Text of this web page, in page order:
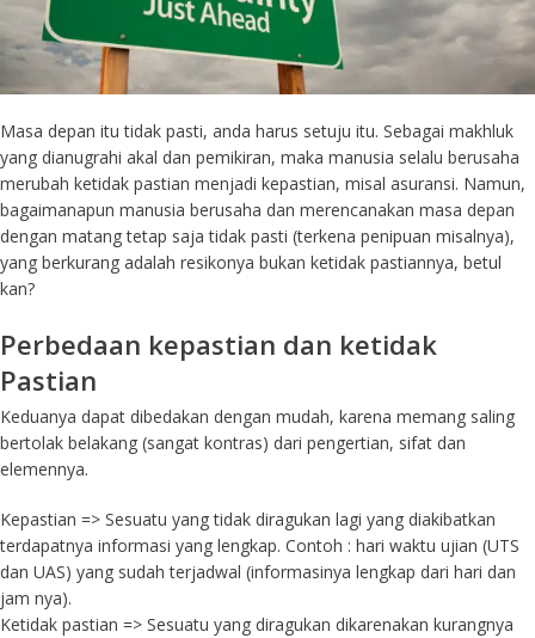
Masa depan itu tidak pasti, anda harus setuju itu. Sebagai makhluk
yang dianugrahi akal dan pemikiran, maka manusia selalu berusaha
merubah ketidak pastian menjadi kepastian, misal asuransi. Namun,
bagaimanapun manusia berusaha dan merencanakan masa depan
dengan matang tetap saja tidak pasti (terkena penipuan misalnya),
yang berkurang adalah resikonya bukan ketidak pastiannya, betul
kan?
Perbedaan kepastian dan ketidak
Pastian
Keduanya dapat dibedakan dengan mudah, karena memang saling
bertolak belakang (sangat kontras) dari pengertian, sifat dan
elemennya.
Kepastian => Sesuatu yang tidak diragukan lagi yang diakibatkan
terdapatnya informasi yang lengkap. Contoh : hari waktu ujian (UTS
dan UAS) yang sudah terjadwal (informasinya lengkap dari hari dan
jam nya).
Ketidak pastian => Sesuatu yang diragukan dikarenakan kurangnya